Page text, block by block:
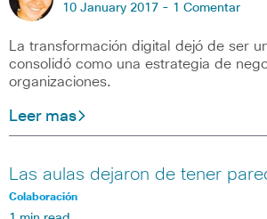
10 January 2017 - 1 Comentar
La transformación digital dejó de ser
consolidó como una estrategia de
organizaciones.
Leer mas
Las aulas dejaron de tener
Colaboración